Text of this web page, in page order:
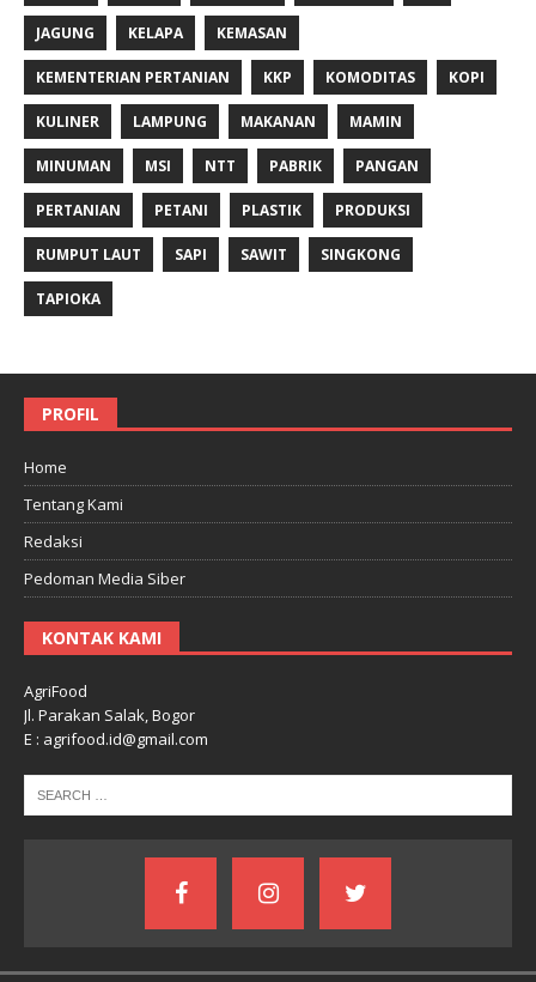
JAGUNG KELAPA KEMASAN
KEMENTERIAN PERTANIAN KKP KOMODITAS KOPI
KULINER LAMPUNG MAKANAN MAMIN
MINUMAN MSI NTT PABRIK PANGAN
PERTANIAN PETANI PLASTIK PRODUKSI
RUMPUT LAUT SAPI SAWIT SINGKONG
TAPIOKA
PROFIL
Home
Tentang Kami
Redaksi
Pedoman Media Siber
KONTAK KAMI
AgriFood
Jl. Parakan Salak, Bogor
E : agrifood.id@gmail.com